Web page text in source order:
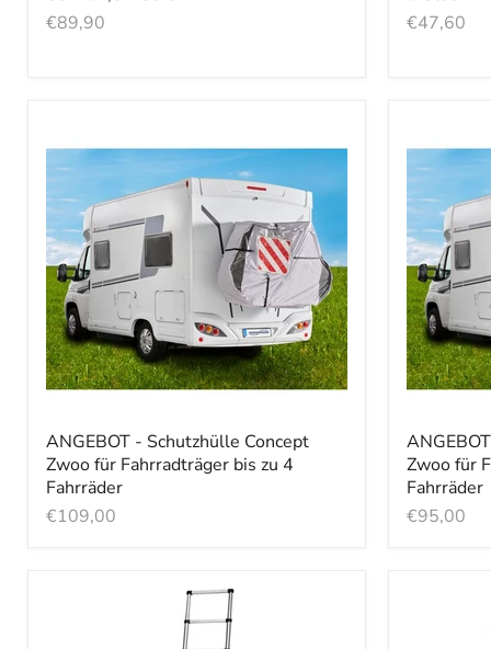
€89,90
€47,60
ANGEBOT - Schutzhülle Concept
Zwoo für Fahrradträger bis zu 4
Fahrräder
€109,00
Zwoo für
Fahrräder
€95,00